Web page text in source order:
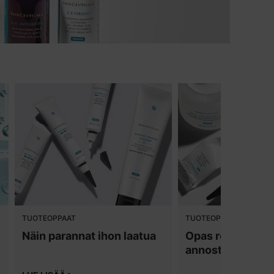
TUOTEOPPAAT
Näin parannat ihon laatua
TUOTEOPPAAT
Opas retinolin
annosteluun ja